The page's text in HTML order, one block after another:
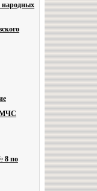
народных
МЧС
8 по